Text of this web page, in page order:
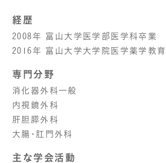
経歴
2008年 富山大学医学部医学科卒業
2016年 富山大学大学院医学薬学教
専門分野
消化器外科一般
内視鏡外科
肝胆膵外科
大腸･肛門外科
主な学会活動